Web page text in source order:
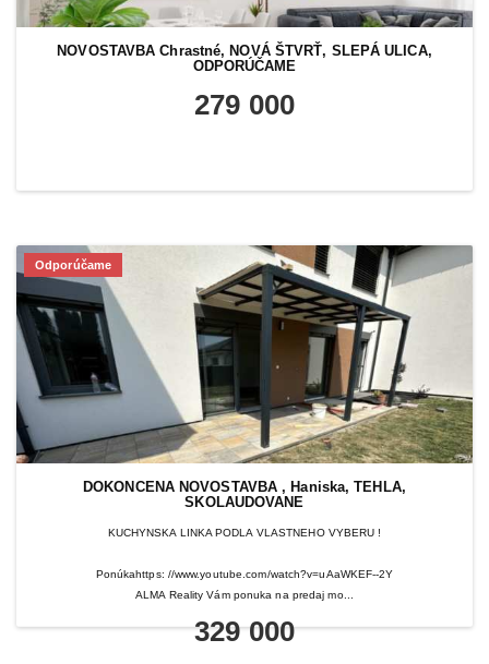
NOVOSTAVBA Chrastné, NOVÁ ŠTVRŤ, SLEPÁ ULICA,
ODPORÚČAME
279 000
Odporúčame
DOKONCENA NOVOSTAVBA , Haniska, TEHLA,
SKOLAUDOVANE
KUCHYNSKA LINKA PODLA VLASTNEHO VYBERU !
Ponúkahttps: //www.youtube.com/watch?v=uAaWKEF--2Y
ALMA Reality Vám ponuka na predaj mo...
329 000